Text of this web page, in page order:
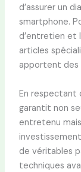
d’assurer un
smartphone.
d’entretien et
articles
apportent des
En respectant
garantit non
entretenu
de véritables
techniques